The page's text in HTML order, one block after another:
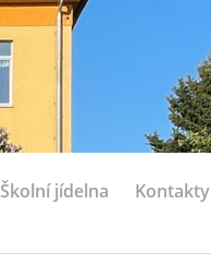
Školní jídelna Kontakty